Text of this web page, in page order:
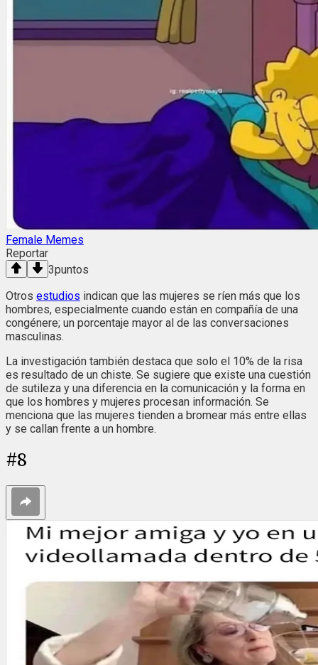
Female Memes
Reportar
3puntos
Otros estudios indican que las mujeres se ríen más que los
hombres, especialmente cuando están en compañía de una
congénere; un porcentaje mayor al de las conversaciones
masculinas.
La investigación también destaca que solo el 10% de la risa
es resultado de un chiste. Se sugiere que existe una cuestión
de sutileza y una diferencia en la comunicación y la forma en
que los hombres y mujeres procesan información. Se
menciona que las mujeres tienden a bromear más entre ellas
y se callan frente a un hombre.
#8